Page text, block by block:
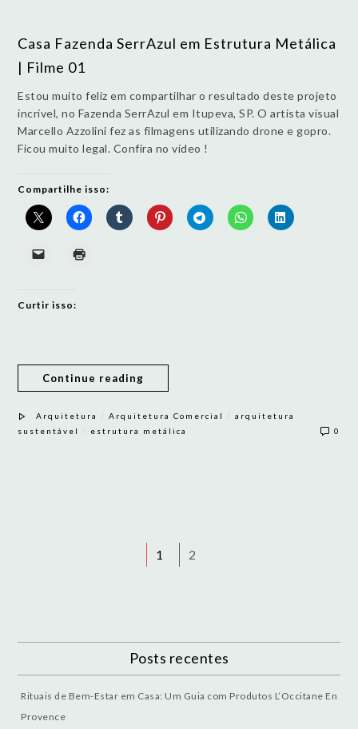
Casa Fazenda SerrAzul em Estrutura Metálica
| Filme 01
Estou muito feliz em compartilhar o resultado deste projeto
incrível, no Fazenda SerrAzul em Itupeva, SP. O artista visual
Marcello Azzolini fez as filmagens utilizando drone e gopro.
Ficou muito legal. Confira no vídeo !
Compartilhe isso:
Curtir isso:
Continue reading
Arquitetura /Arquitetura Comercial /arquitetura
sustentável
estrutura metálica 0
1 2
Posts recentes
Rituais de Bem-Estar em Casa: Um Guia com Produtos L’Occitane En
Provence